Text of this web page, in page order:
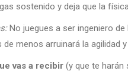
sostenido y deja que la
No juegues a ser ingeniero de
menos arruinará la agilidad
vas a recibir (y que te harán